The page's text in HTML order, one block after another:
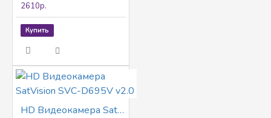
2610р.
Купить
HD Видеокамера SatVision SVC-D695V v2.0